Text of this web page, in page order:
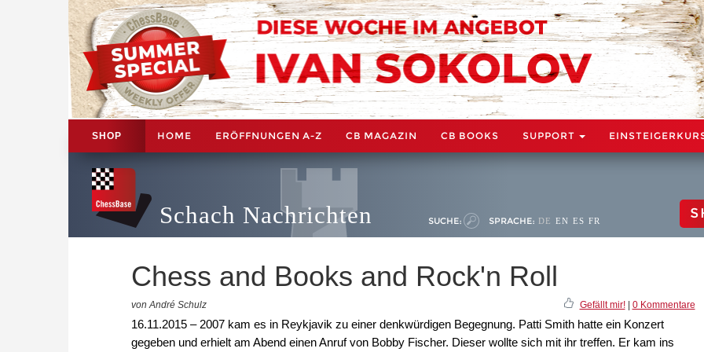
SHOP HOME ERÖFFNUNGEN A-Z CB MAGAZIN CB BOOKS SUPPORT
Schach Nachrichten SUCHE: SPRACHE: DE EN ES FR
Chess and Books and Rock'n Roll
von André Schulz Gefällt mir!| 0 Kommentare
16.11.2015 – 2007 kam es in Reykjavik zu einer denkwürdigen Begegnung. Patti Smith hatte ein Konzert
gegeben und erhielt am Abend einen Anruf von Bobby Fischer. Dieser wollte sich mit ihr treffen. Er kam ins